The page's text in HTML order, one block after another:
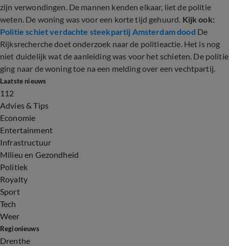
zijn verwondingen. De mannen kenden elkaar, liet de politie
weten. De woning was voor een korte tijd gehuurd. Kijk ook:
Politie schiet verdachte steekpartij Amsterdam dood De
Rijksrecherche doet onderzoek naar de politieactie. Het is nog
niet duidelijk wat de aanleiding was voor het schieten. De politie
ging naar de woning toe na een melding over een vechtpartij.
Laatste nieuws
112
Advies & Tips
Economie
Entertainment
Infrastructuur
Milieu en Gezondheid
Politiek
Royalty
Sport
Tech
Weer
Regionieuws
Drenthe